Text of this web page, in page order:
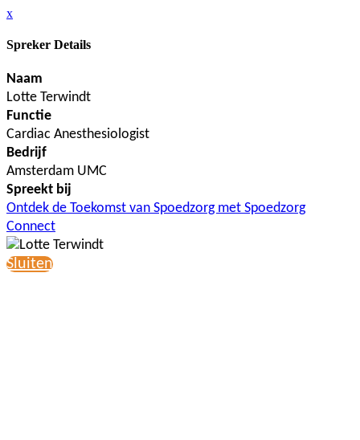
x
Spreker Details
Naam
Lotte Terwindt
Functie
Cardiac Anesthesiologist
Bedrijf
Amsterdam UMC
Spreekt bij
Ontdek de Toekomst van Spoedzorg met Spoedzorg
Connect
Sluiten